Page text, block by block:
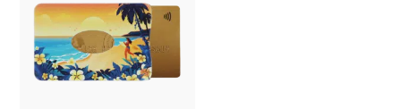
plusieurs
variations.
Les
options